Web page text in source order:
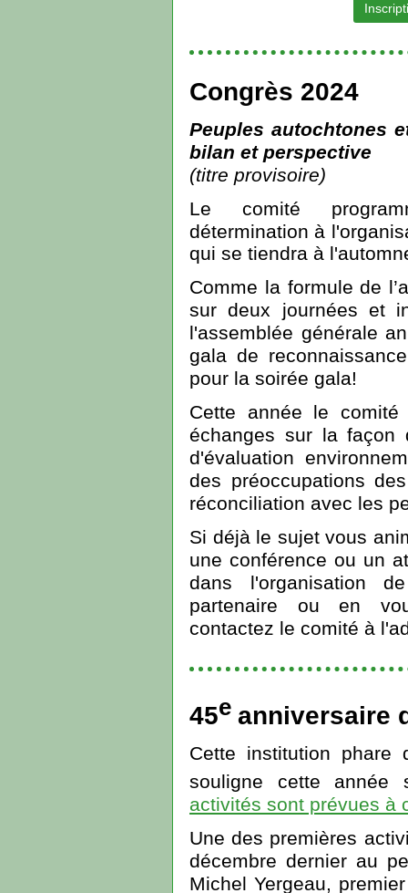
Congrès 2024
Peuples autochtones
bilan et perspective
(titre provisoire)
Le comité
détermination à
qui se tiendra à
Comme la formule de
sur deux journées et
l'assemblée générale
gala de
pour la soirée gala!
Cette année le
échanges sur la façon
d'évaluation
des préoccupations
réconciliation avec les
Si déjà le sujet vous
une conférence ou un
dans l'organisation
partenaire ou en
contactez le comité à
45e anniversaire
Cette institution phare
souligne cette année
activités sont prévues à
Une des premières
décembre dernier au
Michel Yergeau,